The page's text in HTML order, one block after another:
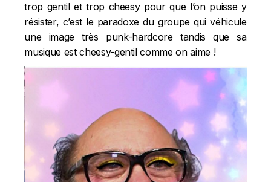
trop gentil et trop cheesy pour que l’on puisse y
résister, c’est le paradoxe du groupe qui véhicule
une image très punk-hardcore tandis que sa
musique est cheesy-gentil comme on aime !